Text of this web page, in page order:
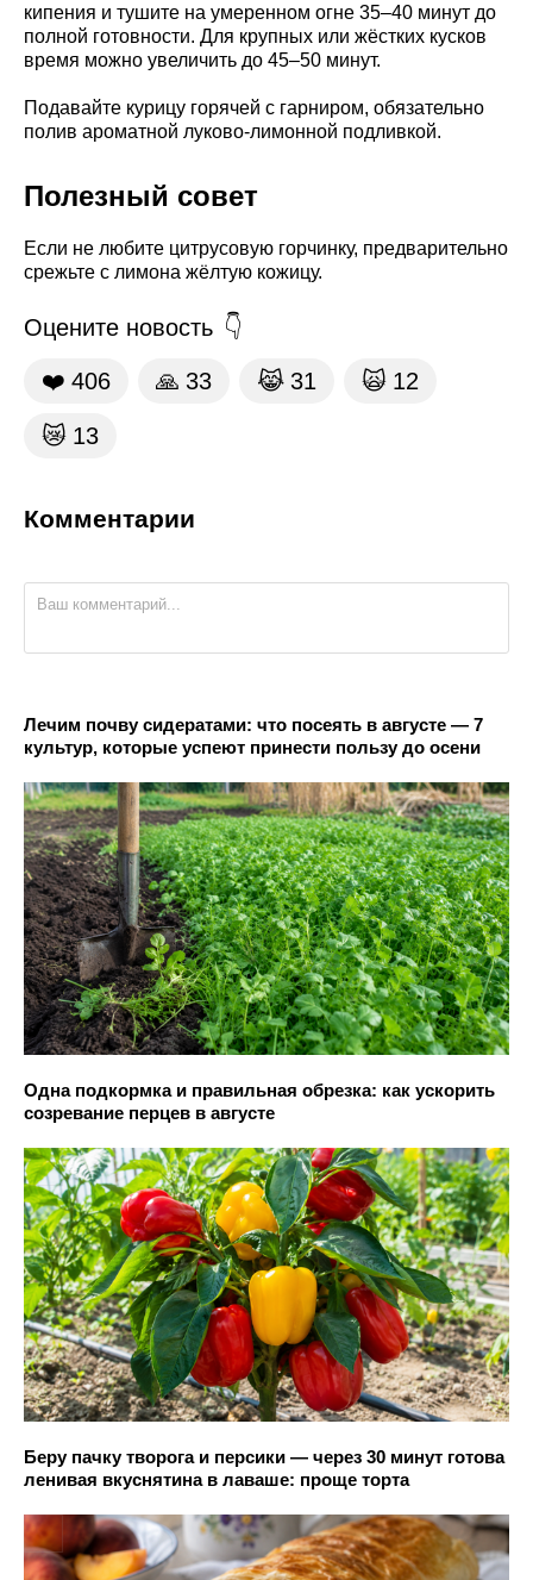
кипения и тушите на умеренном огне 35–40 минут до
полной готовности. Для крупных или жёстких кусков
время можно увеличить до 45–50 минут.
Подавайте курицу горячей с гарниром, обязательно
полив ароматной луково-лимонной подливкой.
Полезный совет
Если не любите цитрусовую горчинку, предварительно
срежьте с лимона жёлтую кожицу.
Оцените новость
❤️ 406 🙏 33 😹 31 🙀 12
😿 13
Комментарии
Лечим почву сидератами: что посеять в августе — 7
культур, которые успеют принести пользу до осени
Одна подкормка и правильная обрезка: как ускорить
созревание перцев в августе
Беру пачку творога и персики — через 30 минут готова
ленивая вкуснятина в лаваше: проще торта